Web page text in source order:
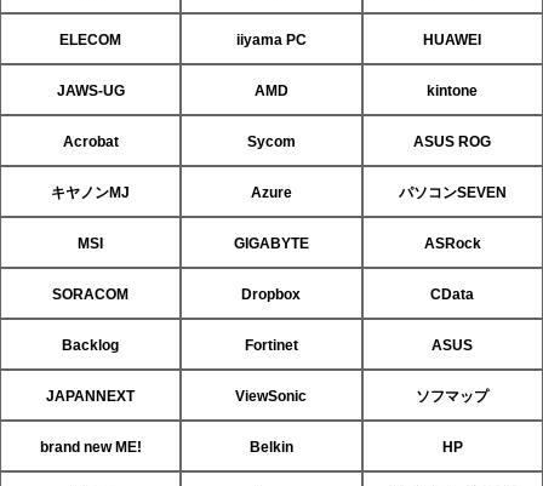
ELECOM iiyama PC HUAWEI
JAWS-UG AMD kintone
Acrobat Sycom ASUS ROG
キヤノンMJ Azure パソコンSEVEN
MSI GIGABYTE ASRock
SORACOM Dropbox CData
Backlog Fortinet ASUS
JAPANNEXT ViewSonic ソフマップ
brand new ME! Belkin HP